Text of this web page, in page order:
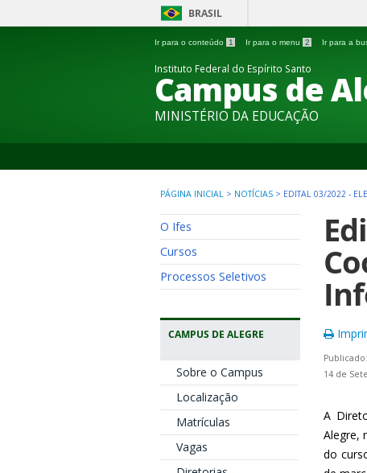
BRASIL
Ir para o conteúdo 1 Ir para o menu 2 Ir para a
Instituto Federal do Espírito Santo
Campus de
MINISTÉRIO DA EDUCAÇÃO
PÁGINA INICIAL > NOTÍCIAS > EDITAL 03/2022 -
O Ifes
Cursos
Processos Seletivos
CAMPUS DE ALEGRE
Sobre o Campus
Localização
Matrículas
Vagas
14 de
A
Alegre,
do